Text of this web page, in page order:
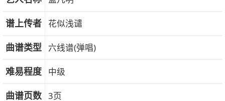
谱上传者 花似浅谴
曲谱类型 六线谱(弹唱)
难易程度 中级
曲谱页数 3页